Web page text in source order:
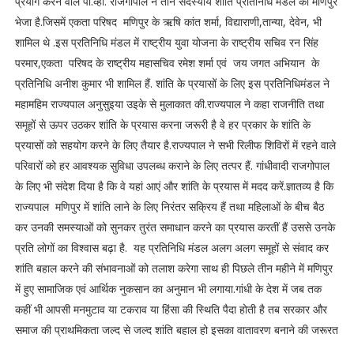
भेजा है.जिसमें एकता परिषद मणिपुर के ऋषि कांत शर्मा, विद्याराणी,तान्या, देवेन, भी
शामिल थे .इस प्रतिनिधि मंडल में राष्ट्रीय युवा योजना के राष्ट्रीय सचिव रन सिंह
परमार,एकता परिषद के राष्ट्रीय महासचिव रमेश शर्मा एवं जय जगत अभियान के
प्रतिनिधि अनीश कुमार भी शामिल हैं. शांति के प्रयासों के लिए इस प्रतिनिधिमंडल ने
महामहिम राज्यपाल अनुसुइया उइके से मुलाकात की.राज्यपाल ने कहा राजनीति तथा
समूहों से ऊपर उठकर शांति के प्रयास करना जरूरी है वे हर प्रकार के शांति के
प्रयासों को सहयोग करने के लिए तैयार है.राज्यपाल ने सभी रिलीफ शिविरों में रहने वाले
परिवारों को हर आवश्यक सुविधा उपलब्ध कराने के लिए तत्पर हैं. गांधीवादी राजगोपाल
के लिए भी संदेश दिया है कि वे यहां आएं और शांति के प्रयास में मदद करें.ज्ञातव्य है कि
राज्यपाल मणिपुर में शांति लाने के लिए निरंतर सक्रिय हैं तथा महिलाओं के बीच बैठ
कर उनकी समस्याओं को सुनकर तुरंत समाधान करने का प्रयास करतीं हैं उससे उनके
प्रति लोगों का विश्वास बढ़ा है. यह प्रतिनिधि मंडल अलग अलग समूहों से संवाद कर
शांति बहाल करने की संभावनाओं को तलाश करेगा साथ ही पिछले तीन महीने में मणिपुर
में हुए सामाजिक एवं आर्थिक नुकसान का अनुमान भी लगाया.गांधी के देश में जब तक
कहीं भी आपसी मनमुटाव या टकराव या हिंसा की स्थिति पैदा होती है तब सरकार और
समाज की प्राथमिकता जल्द से जल्द शांति बहाल हो इसका वातावरण बनाने की जरूरत